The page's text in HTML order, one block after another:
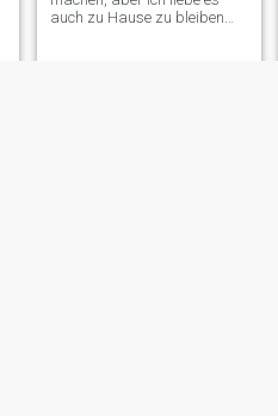
auch zu Hause zu bleiben